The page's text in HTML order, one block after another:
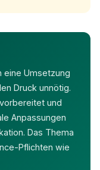
eine Umsetzung
Druck unnötig.
und
Anpassungen
Das Thema
Pflichten wie